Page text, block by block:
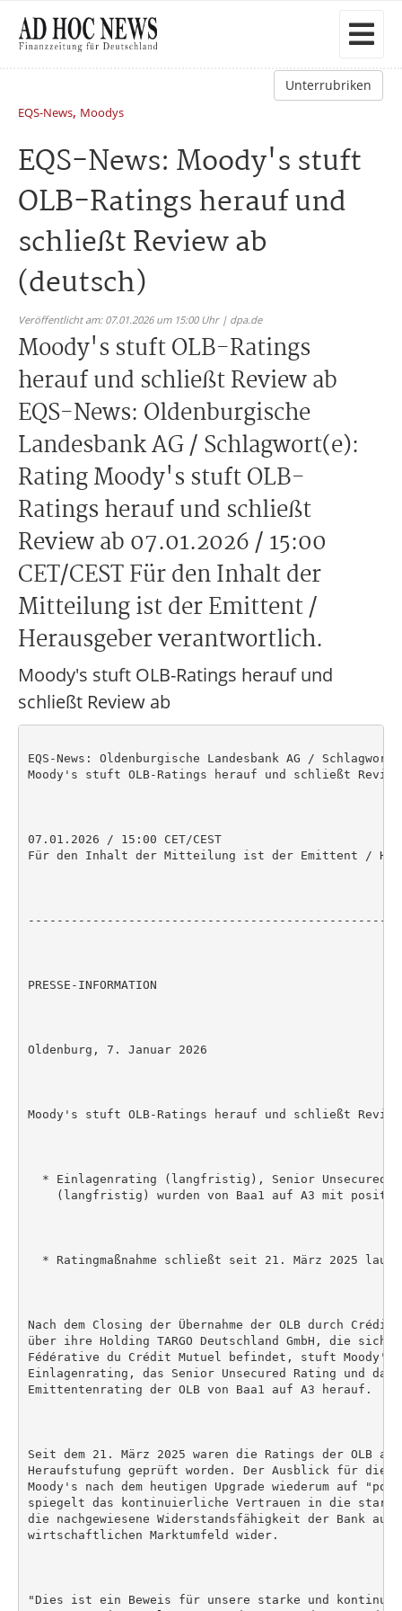
Unterrubriken
EQS-News, Moodys
EQS-News: Moody's stuft
OLB-Ratings herauf und
schließt Review ab
(deutsch)
Veröffentlicht am: 07.01.2026 um 15:00 Uhr | dpa.de
Moody's stuft OLB-Ratings
herauf und schließt Review ab
EQS-News: Oldenburgische
Landesbank AG / Schlagwort(e):
Rating Moody's stuft OLB-
Ratings herauf und schließt
Review ab 07.01.2026 / 15:00
CET/CEST Für den Inhalt der
Mitteilung ist der Emittent /
Herausgeber verantwortlich.
Moody's stuft OLB-Ratings herauf und
schließt Review ab
EQS-News: Oldenburgische Landesbank AG /
Moody's stuft OLB-Ratings herauf und schließt
07.01.2026 / 15:00 CET/CEST
Für den Inhalt der Mitteilung ist der Emittent /
PRESSE-INFORMATION
Oldenburg, 7. Januar 2026
Moody's stuft OLB-Ratings herauf und schließt
* Einlagenrating (langfristig), Senior Unsecured
(langfristig) wurden von Baa1 auf A3 mit
* Ratingmaßnahme schließt seit 21. März 2025
Nach dem Closing der Übernahme der OLB durch
über ihre Holding TARGO Deutschland GmbH, die sich
Fédérative du Crédit Mutuel befindet, stuft
Einlagenrating, das Senior Unsecured Rating und
Emittentenrating der OLB von Baa1 auf A3 herauf.
Seit dem 21. März 2025 waren die Ratings der OLB
Heraufstufung geprüft worden. Der Ausblick für diese
Moody's nach dem heutigen Upgrade wiederum auf
spiegelt das kontinuierliche Vertrauen in die starke
die nachgewiesene Widerstandsfähigkeit der Bank
wirtschaftlichen Marktumfeld wider.
"Dies ist ein Beweis für unsere starke und